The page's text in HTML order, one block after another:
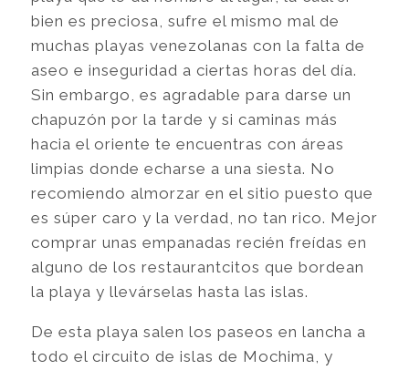
bien es preciosa, sufre el mismo mal de
muchas playas venezolanas con la falta de
aseo e inseguridad a ciertas horas del día.
Sin embargo, es agradable para darse un
chapuzón por la tarde y si caminas más
hacia el oriente te encuentras con áreas
limpias donde echarse a una siesta. No
recomiendo almorzar en el sitio puesto que
es súper caro y la verdad, no tan rico. Mejor
comprar unas empanadas recién freídas en
alguno de los restaurantcitos que bordean
la playa y llevárselas hasta las islas.
De esta playa salen los paseos en lancha a
todo el circuito de islas de Mochima, y